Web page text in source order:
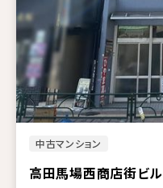
中古マンション
高田馬場西商店街ビル